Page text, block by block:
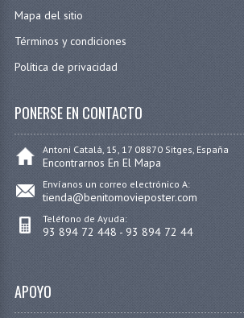
Mapa del sitio
Términos y condiciones
Política de privacidad
PONERSE EN CONTACTO
Antoni Catalá, 15, 17 08870 Sitges, España
Encontrarnos En El Mapa
Envíanos un correo electrónico A:
tienda@benitomovieposter.com
Teléfono de Ayuda:
93 894 72 448 - 93 894 72 44
APOYO